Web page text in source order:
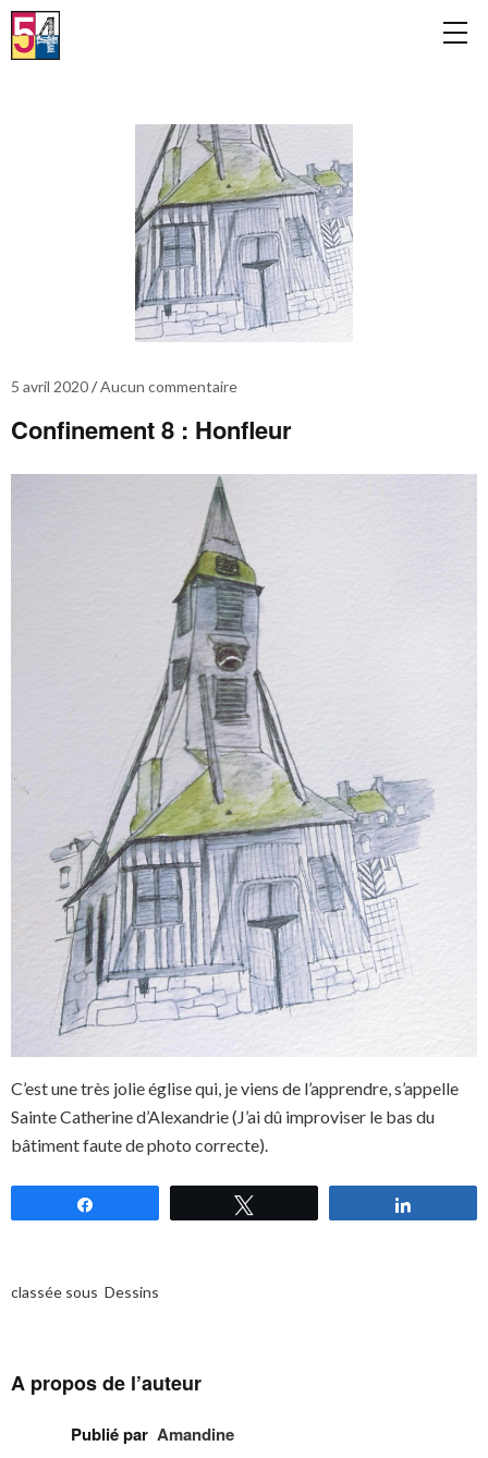
5 avril 2020 Aucun commentaire
Confinement 8 : Honfleur
C’est une très jolie église qui, je viens de l’apprendre, s’appelle
Sainte Catherine d’Alexandrie (J’ai dû improviser le bas du
bâtiment faute de photo correcte).
classée sous Dessins
A propos de l’auteur
Publié par Amandine